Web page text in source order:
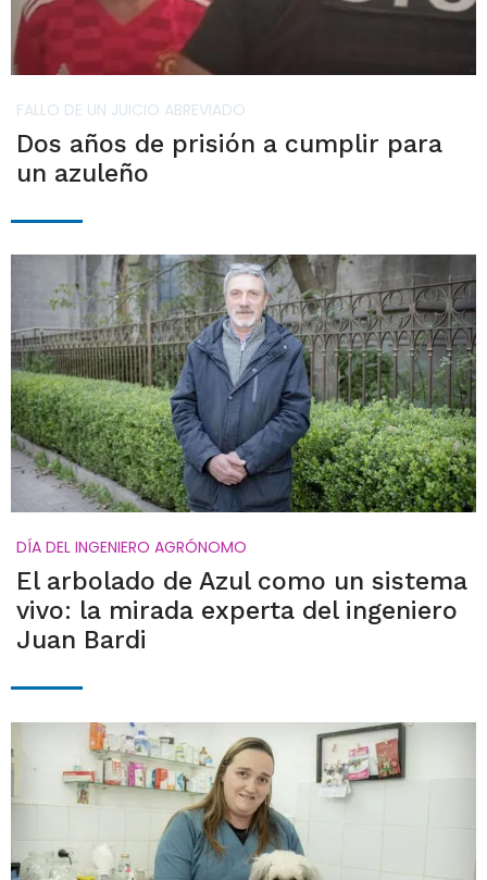
FALLO DE UN JUICIO ABREVIADO
Dos años de prisión a cumplir para
un azuleño
DÍA DEL INGENIERO AGRÓNOMO
El arbolado de Azul como un sistema
vivo: la mirada experta del ingeniero
Juan Bardi